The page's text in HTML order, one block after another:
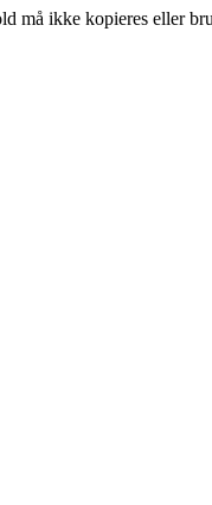
må ikke kopieres eller